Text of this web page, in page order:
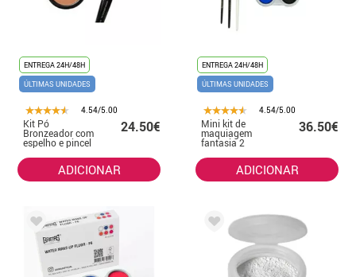
ENTREGA 24H/48H
ÚLTIMAS UNIDADES
4.54/5.00
Kit Pó
Bronzeador com
espelho e pincel
Pó Bronzeador
24.50€
ADICIONAR
ENTREGA 24H/48H
ÚLTIMAS UNIDADES
4.54/5.00
Mini kit de
maquiagem
fantasia 2
36.50€
ADICIONAR